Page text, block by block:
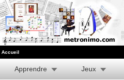
Accueil
Apprendre Jeux